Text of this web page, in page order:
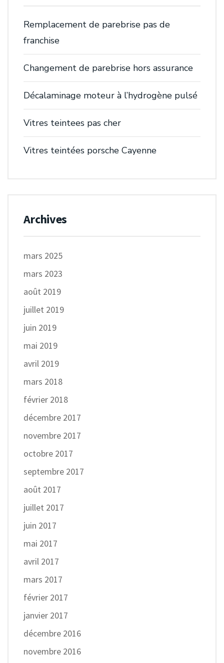
Remplacement de parebrise pas de
franchise
Changement de parebrise hors assurance
Décalaminage moteur à l’hydrogène pulsé
Vitres teintees pas cher
Vitres teintées porsche Cayenne
Archives
mars 2025
mars 2023
août 2019
juillet 2019
juin 2019
mai 2019
avril 2019
mars 2018
février 2018
décembre 2017
novembre 2017
octobre 2017
septembre 2017
août 2017
juillet 2017
juin 2017
mai 2017
avril 2017
mars 2017
février 2017
janvier 2017
décembre 2016
novembre 2016